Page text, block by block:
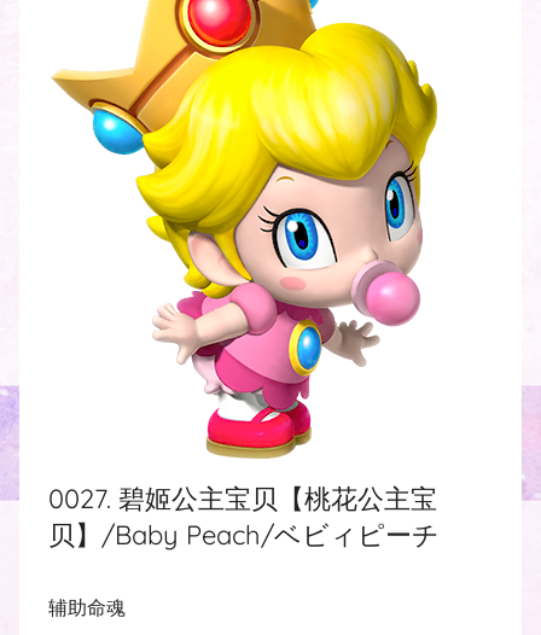
0027. 碧姬公主宝贝【桃花公主宝
贝】/Baby Peach/ベビィピーチ
辅助命魂